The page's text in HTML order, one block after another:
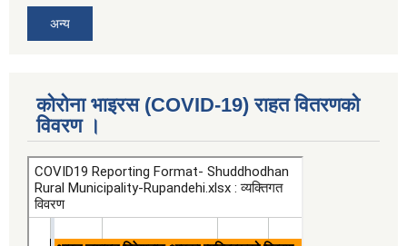
अन्य
कोरोना भाइरस (COVID-19) राहत वितरणको
विवरण ।